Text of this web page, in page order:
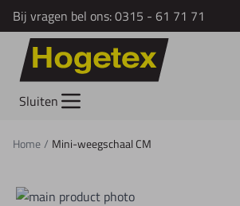
Bij vragen bel ons:0315 - 61 71 71
Ga naar de inhoud
Sluiten
Home/ Mini-weegschaal CM